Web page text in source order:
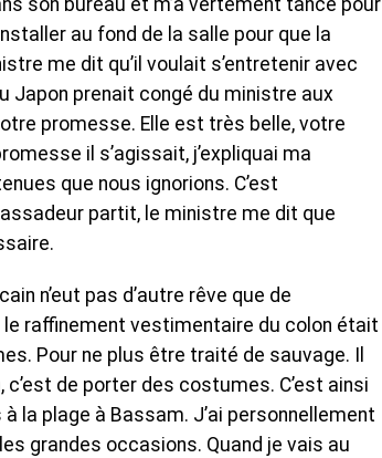
son bureau et m’a vertement tancé pour
au fond de la salle pour que la
me dit qu’il voulait s’entretenir avec
Japon prenait congé du ministre aux
promesse. Elle est très belle, votre
il s’agissait, j’expliquai ma
que nous ignorions. C’est
partit, le ministre me dit que
n’eut pas d’autre rêve que de
raffinement vestimentaire du colon était
Pour ne plus être traité de sauvage. Il
de porter des costumes. C’est ainsi
la plage à Bassam. J’ai personnellement
grandes occasions. Quand je vais au